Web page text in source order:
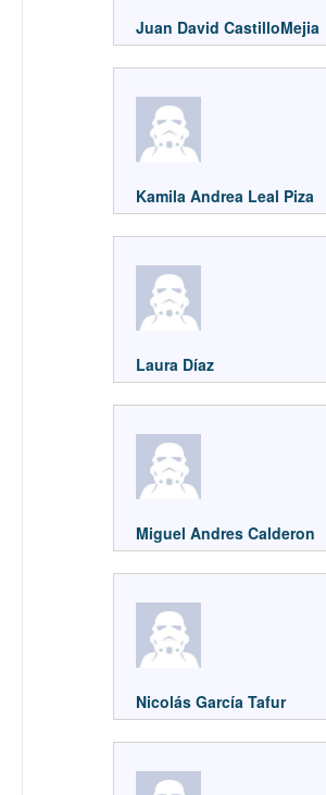
Juan David CastilloMejia
Kamila Andrea Leal Piza
Laura Díaz
Miguel Andres Calderon
Nicolás García Tafur